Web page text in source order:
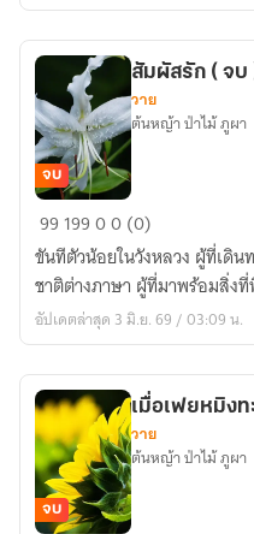
สัมผัส
รัก
(
จบ
)
จบ
สัมผัสรัก ( จบ
วาย
ต้นหญ้า ป่าไม้ ภูผา
99 19900 (0)
ขันทีตัวน้อยในวังหลวง ผู้ที่เดิน
ชาติต่างภาษา ผู้ที่มาพร้อมสิ่ง
อัปเดตล่าสุด 3 มิ.ย. 69 / 03:09 น.
จบ
เมื่อเฟยหมิง
วาย
ต้นหญ้า ป่าไม้ ภูผา